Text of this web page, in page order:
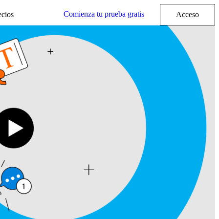
Comienza tu prueba gratis Acceso